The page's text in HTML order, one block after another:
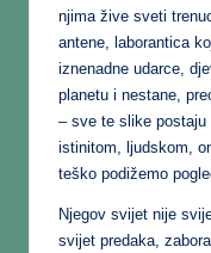
njima žive sveti
antene, laborantica
iznenadne udarce,
planetu i nestane,
– sve te slike postaju
istinitom, ljudskom,
teško podižemo
Njegov svijet nije
svijet predaka,